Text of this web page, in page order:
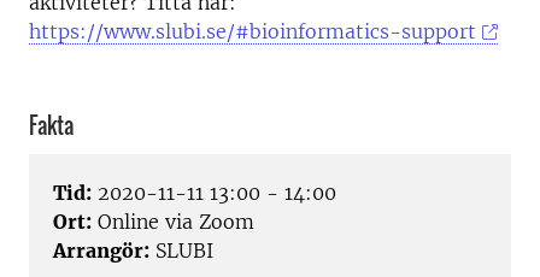
https://www.slubi.se/#bioinformatics-support
Fakta
Tid: 2020-11-11 13:00 - 14:00
Ort: Online via Zoom
Arrangör: SLUBI